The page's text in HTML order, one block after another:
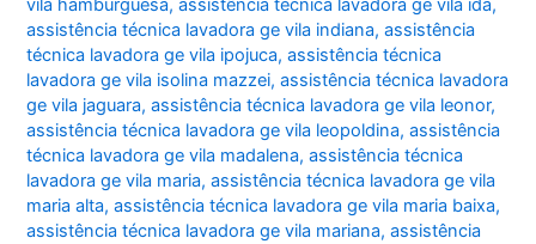
vila hamburguesa,assistência técnica lavadora ge vila ida,
assistência técnica lavadora ge vila indiana,assistência
técnica lavadora ge vila ipojuca,assistência técnica
lavadora ge vila isolina mazzei,assistência técnica lavadora
ge vila jaguara,assistência técnica lavadora ge vila leonor,
assistência técnica lavadora ge vila leopoldina,assistência
técnica lavadora ge vila madalena,assistência técnica
lavadora ge vila maria,assistência técnica lavadora ge vila
maria alta,assistência técnica lavadora ge vila maria baixa,
assistência técnica lavadora ge vila mariana,assistência